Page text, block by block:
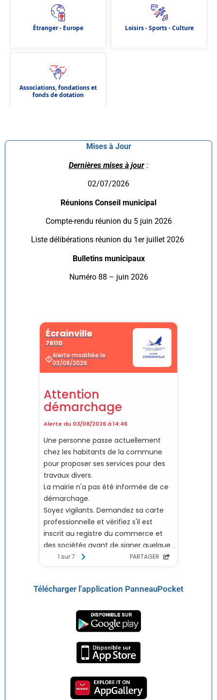
Mises à Jour
Dernières mises à jour :
02/07/2026
Réunions Conseil municipal
Compte-rendu réunion du 5 juin 2026
Liste délibérations réunion du 1er juillet 2026
Bulletins municipaux
Numéro 88 – juin 2026
Télécharger l'application PanneauPocket
Étranger - Europe Loisirs - Sports - Culture
Associations, fondations et
fonds de dotation